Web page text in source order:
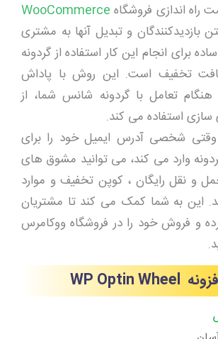
اندازی فروشگاه WooCommerce
بازدیدکنندگان و تبدیل آنها به مشتری
برای انجام این کار استفاده از گردونه
تخفیف است. این روش با پاداش
هنگام تعامل با گردونه شانس شما، از
استفاده می کند.
وقتی شخصی آدرس ایمیل خود را برای
وارد می کند، می توانید مشوق های
و نقل رایگان ، کوپن تخفیف و موارد
این به شما کمک می کند تا مشتریان
و فروش خود را در فروشگاه ووکامرس